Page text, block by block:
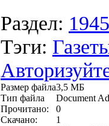
Раздел: 1945
Тэги:
Размер файла3,5 МБ
Тип файла
Document
Прочитано:
0
Скачано:
1